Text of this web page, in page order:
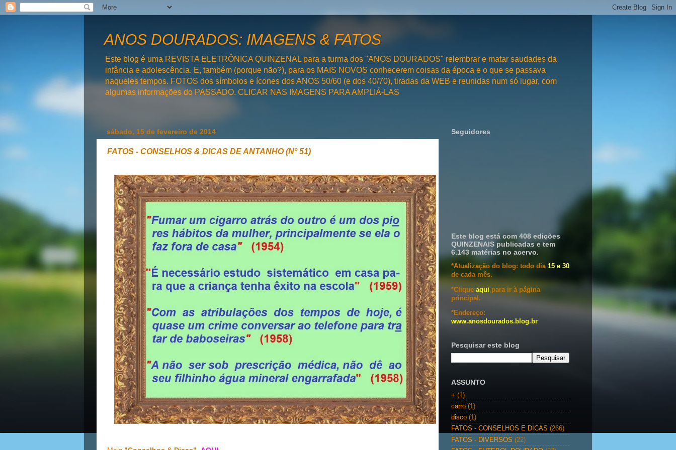
ANOS DOURADOS: IMAGENS & FATOS
Este blog é uma REVISTA ELETRÔNICA QUINZENAL para a turma dos "ANOS DOURADOS" relembrar e matar saudades da
infância e adolescência. E, também (porque não?), para os MAIS NOVOS conhecerem coisas da época e o que se passava
naqueles tempos. FOTOS dos símbolos e ícones dos ANOS 50/60 (e dos 40/70), tiradas da WEB e reunidas num só lugar, com
algumas informações do PASSADO. CLICAR NAS IMAGENS PARA AMPLIÁ-LAS
sábado, 15 de fevereiro de 2014
FATOS - CONSELHOS & DICAS DE ANTANHO (Nº 51)
Seguidores
Este blog está com 408 edições
QUINZENAIS publicadas e tem
6.143 matérias no acervo.
*Atualização do blog: todo dia 15 e 30
de cada mês.
*Clique aqui para ir à página
principal.
*Endereço:
www.anosdourados.blog.br
Pesquisar este blog
ASSUNTO
+ (1)
carro (1)
disco (1)
FATOS - CONSELHOS E DICAS (266)
FATOS - DIVERSOS (22)